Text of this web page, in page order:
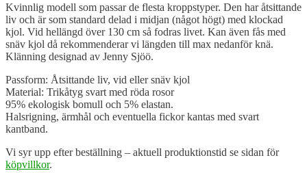
Kvinnlig modell som passar de flesta kroppstyper. Den har åtsittande
liv och är som standard delad i midjan (något högt) med klockad
kjol. Vid hellängd över 130 cm så fodras livet. Kan även fås med
snäv kjol då rekommenderar vi längden till max nedanför knä.
Klänning designad av Jenny Sjöö.
Passform: Åtsittande liv, vid eller snäv kjol
Material: Trikåtyg svart med röda rosor
95% ekologisk bomull och 5% elastan.
Halsrigning, ärmhål och eventuella fickor kantas med svart
kantband.
Vi syr upp efter beställning – aktuell produktionstid se sidan för
köpvillkor.